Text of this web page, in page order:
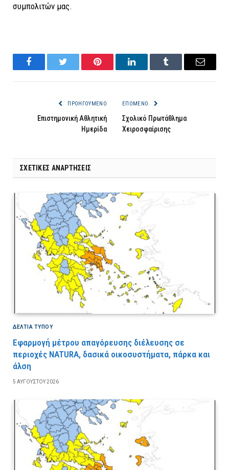
συμπολιτών μας.
FacebookTwitter Pinterest LinkedInTumblr Email
ΠΡΟΗΓΟΎΜΕΝΟ
Επιστημονική Αθλητική
Ημερίδα
ΕΠΌΜΕΝΟ
Σχολικό Πρωτάθλημα
Χειροσφαίρισης
ΣΧΕΤΙΚΈΣ ΑΝΑΡΤΉΣΕΙΣ
ΔΕΛΤΙΑ ΤΥΠΟΥ
Εφαρμογή μέτρου απαγόρευσης διέλευσης σε
περιοχές NATURA, δασικά οικοσυστήματα, πάρκα και
άλση
5 ΑΥΓΟΎΣΤΟΥ 2026